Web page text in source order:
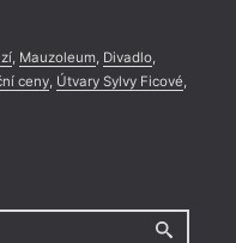
, Mauzoleum, Divadlo,
ceny, Útvary Sylvy Ficové,